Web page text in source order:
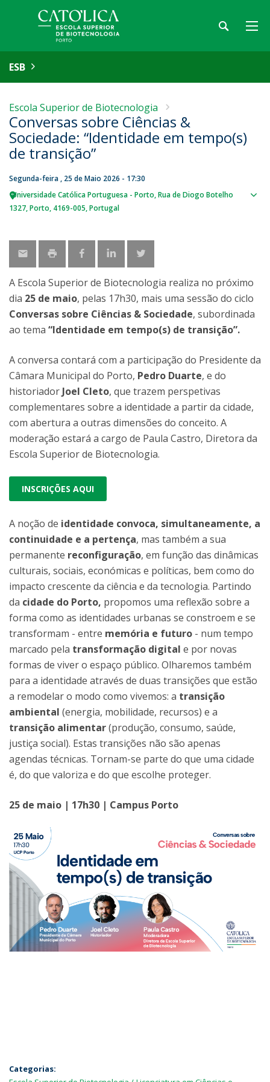
ESB
Escola Superior de Biotecnologia
Conversas sobre Ciências &
Sociedade: “Identidade em tempo(s)
de transição”
Segunda-feira , 25 de Maio 2026 - 17:30
Universidade Católica Portuguesa - Porto Rua de Diogo Botelho
1327 Porto 4169-005 Portugal
A Escola Superior de Biotecnologia realiza no próximo
dia 25 de maio, pelas 17h30, mais uma sessão do ciclo
Conversas sobre Ciências & Sociedade, subordinada
ao tema “Identidade em tempo(s) de transição”.
A conversa contará com a participação do Presidente da
Câmara Municipal do Porto, Pedro Duarte, e do
historiador Joel Cleto, que trazem perspetivas
complementares sobre a identidade a partir da cidade,
com abertura a outras dimensões do conceito. A
moderação estará a cargo de Paula Castro, Diretora da
Escola Superior de Biotecnologia.
INSCRIÇÕES AQUI
A noção de identidade convoca, simultaneamente, a
continuidade e a pertença, mas também a sua
permanente reconfiguração, em função das dinâmicas
culturais, sociais, económicas e políticas, bem como do
impacto crescente da ciência e da tecnologia. Partindo
da cidade do Porto, propomos uma reflexão sobre a
forma como as identidades urbanas se constroem e se
transformam - entre memória e futuro - num tempo
marcado pela transformação digital e por novas
formas de viver o espaço público. Olharemos também
para a identidade através de duas transições que estão
a remodelar o modo como vivemos: a transição
ambiental (energia, mobilidade, recursos) e a
transição alimentar(produção, consumo, saúde,
justiça social). Estas transições não são apenas
agendas técnicas. Tornam-se parte do que uma cidade
é, do que valoriza e do que escolhe proteger.
25 de maio | 17h30 | Campus Porto
Categorias: